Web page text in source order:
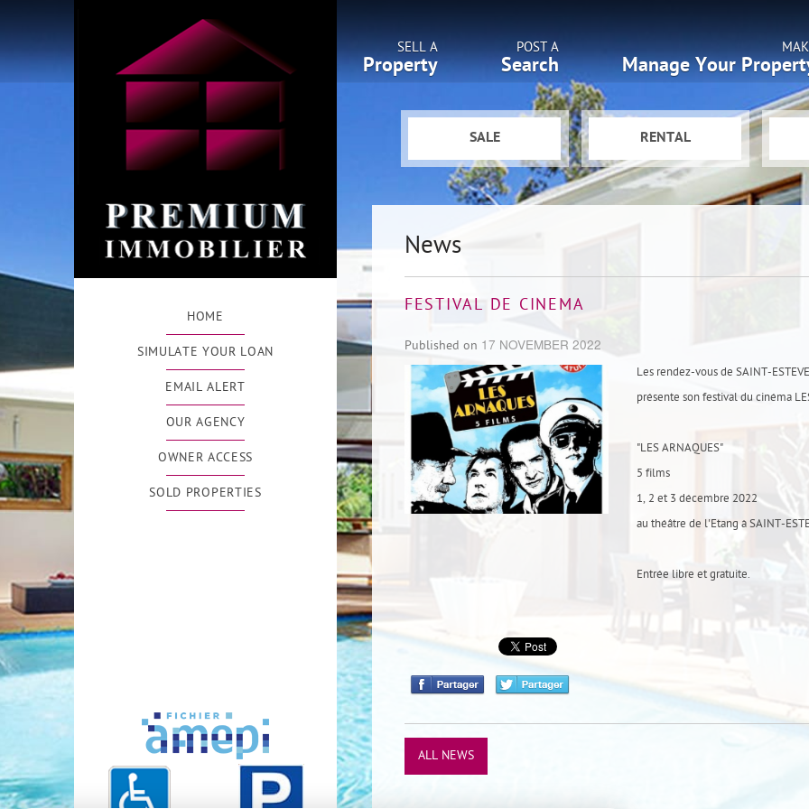
SELL A
Property
POST A
Search Manage Your
SALE RENTAL
HOME
SIMULATE YOUR LOAN
EMAIL ALERT
OUR AGENCY
OWNER ACCESS
SOLD PROPERTIES
News
FESTIVAL DE CINEMA
Published on 17 NOVEMBER 2022
Les rendez-vous de SAINT-ESTEVE
présente son festival du cinéma
"LES ARNAQUES"
5 films
1, 2 et 3 décembre 2022
au théâtre de l'Etang à SAINT-
Entrée libre et gratuite.
ALL NEWS